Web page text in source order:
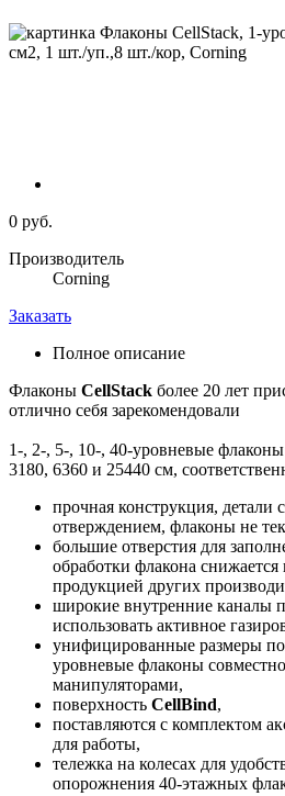
0 руб.
Производитель
Corning
Заказать
Полное описание
Флаконы CellStack более 20 лет
отлично себя зарекомендовали
1-, 2-, 5-, 10-, 40-уровневые
3180, 6360 и 25440 см,
прочная конструкция,
отверждением, флаконы не
большие отверстия для
обработки флакона
продукцией других
широкие внутренние каналы
использовать активное
унифицированные размеры
уровневые флаконы
манипуляторами,
поверхность CellBind,
поставляются с комплектом
для работы,
тележка на колесах для
опорожнения 40-этажных